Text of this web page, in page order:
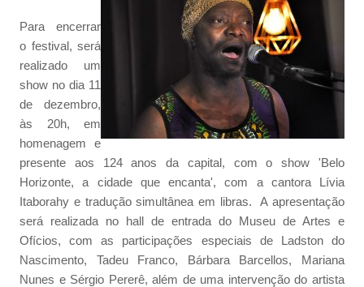
Para encerrar
o festival, será
realizado um
show no dia 11
de dezembro,
às 20h, em
homenagem e
presente aos 124 anos da capital, com o show 'Belo
Horizonte, a cidade que encanta', com a cantora Lívia
Itaborahy e tradução simultânea em libras. A apresentação
será realizada no hall de entrada do Museu de Artes e
Ofícios, com as participações especiais de Ladston do
Nascimento, Tadeu Franco, Bárbara Barcellos, Mariana
Nunes e Sérgio Pererê, além de uma intervenção do artista